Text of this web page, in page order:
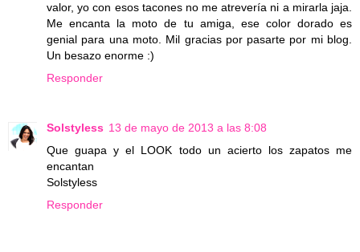
valor, yo con esos tacones no me atrevería ni a mirarla jaja.
Me encanta la moto de tu amiga, ese color dorado es
genial para una moto. Mil gracias por pasarte por mi blog.
Un besazo enorme :)
Responder
Solstyless 13 de mayo de 2013 a las 8:08
Que guapa y el LOOK todo un acierto los zapatos me
encantan
Solstyless
Responder